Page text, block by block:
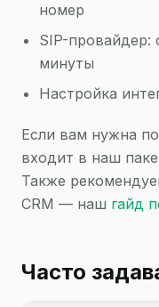
номер
SIP-провайдер:
минуты
Настройка
Если вам нужна
входит в наш
Также
CRM — наш гайд
Часто